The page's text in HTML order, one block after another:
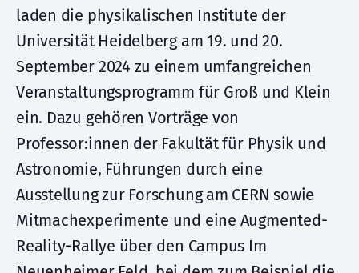
laden die physikalischen Institute der
Universität Heidelberg am 19. und 20.
September 2024 zu einem umfangreichen
Veranstaltungsprogramm für Groß und Klein
ein. Dazu gehören Vorträge von
Professor:innen der Fakultät für Physik und
Astronomie, Führungen durch eine
Ausstellung zur Forschung am CERN sowie
Mitmachexperimente und eine Augmented-
Reality-Rallye über den Campus Im